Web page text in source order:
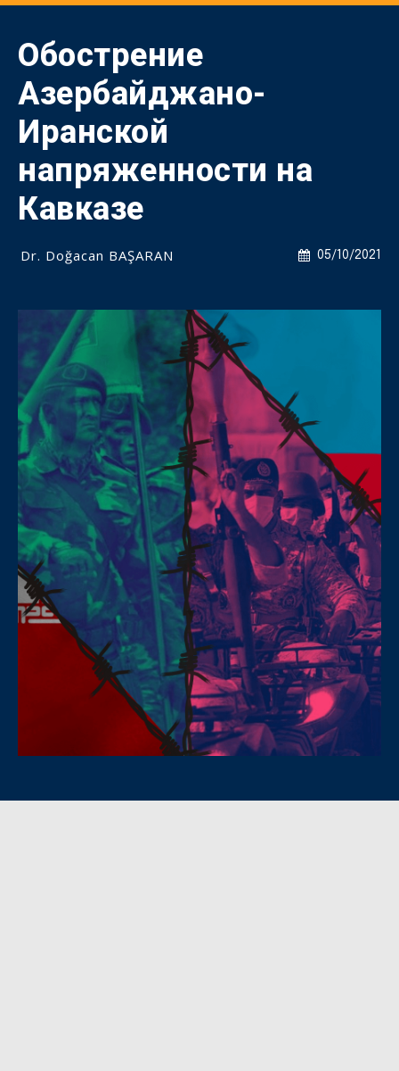
Обострение
Азербайджано-
Иранской
напряженности на
Кавказе
05/10/2021
Dr. Doğacan BAŞARAN